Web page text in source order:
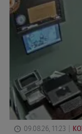
09.08.26, 11:23